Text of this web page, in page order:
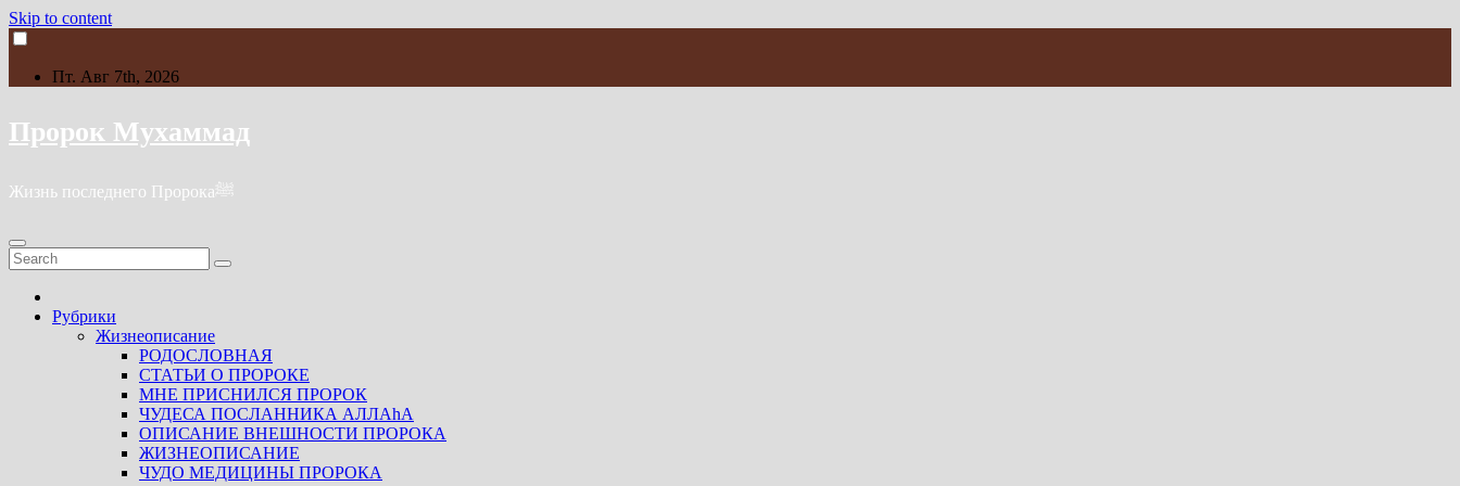
Skip to content
Пт. Авг 7th, 2026
Пророк Мухаммад
Жизнь последнего Пророкаﷺ
Рубрики
Жизнеописание
РОДОСЛОВНАЯ
СТАТЬИ О ПРОРОКЕ
МНЕ ПРИСНИЛСЯ ПРОРОК
ЧУДЕСА ПОСЛАННИКА АЛЛАhА
ОПИСАНИЕ ВНЕШНОСТИ ПРОРОКА
ЖИЗНЕОПИСАНИЕ
ЧУДО МЕДИЦИНЫ ПРОРОКА